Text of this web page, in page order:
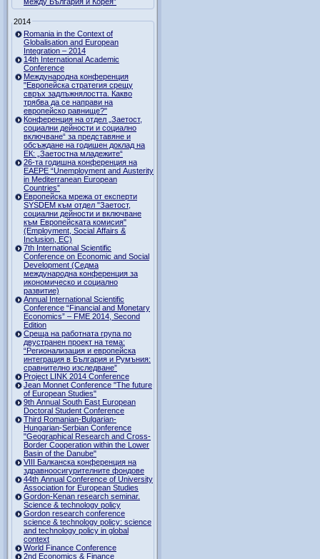
2014
Romania in the Context of
Globalisation and European
Integration – 2014
14th International Academic
Conference
Международна конференция
"Европейска стратегия срещу
свръх задлъжнялостта. Какво
трябва да се направи на
европейско равнище?"
Конференция на отдел „Заетост,
социални дейности и социално
включване“ за представяне и
обсъждане на годишен доклад на
ЕК: „Заетостна младежите“
26-та годишна конференция на
EAEPE “Unemployment and Austerity
in Mediterranean European
Countries”
Eвропейска мрежа от експерти
SYSDEM към отдел "Заетост,
социални дейности и включване
към Европейската комисия"
(Employment, Social Affairs &
Inclusion, ЕС)
7th International Scientific
Conference on Economic and Social
Development (Седма
международна конференция за
икономическо и социално
развитие)
Annual International Scientific
Conference “Financial and Monetary
Economics” – FME 2014, Second
Edition
Среща на работната група по
двустранен проект на тема:
“Регионализация и европейска
интеграция в България и Румъния:
сравнително изследване”
Project LINK 2014 Conference
Jean Monnet Conference "The future
of European Studies"
9th Annual South East European
Doctoral Student Conference
Third Romanian-Bulgarian-
Hungarian-Serbian Conference
"Geographical Research and Cross-
Border Cooperation within the Lower
Basin of the Danube"
VIII Балканска конференция на
здравноосигурителните фондове
44th Annual Conference of University
Association for European Studies
Gordon-Kenan research seminar.
Science & technology policy
Gordon research сonference
science & technology policy: science
and technology policy in global
context
World Finance Conference
2nd Economics & Finance